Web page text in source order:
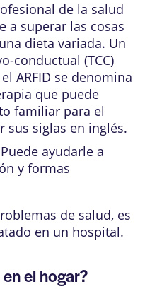
de la salud
a superar las cosas
dieta variada. Un
conductual (TCC)
ARFID se denomina
que puede
familiar para el
sus siglas en inglés.
ayudarle a
y formas
de salud, es
en un hospital.
el hogar?